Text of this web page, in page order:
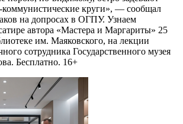
коммунистические круги», — сообщал
на допросах в ОГПУ. Узнаем
автора «Мастера и Маргариты» 25
им. Маяковского, на лекции
сотрудника Государственного музея
Бесплатно. 16+